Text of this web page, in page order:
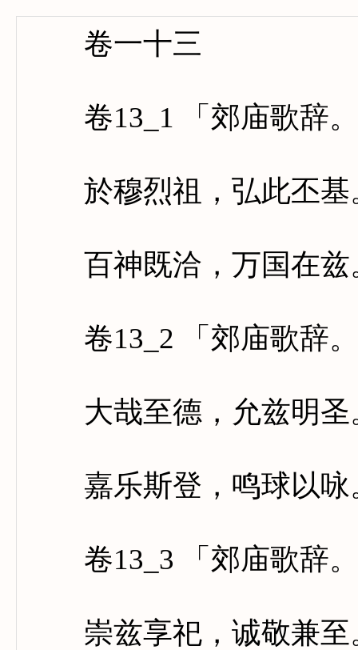
卷一十三
卷13_1 「郊庙歌辞。
於穆烈祖，弘此丕基
百神既洽，万国在兹
卷13_2 「郊庙歌辞。
大哉至德，允兹明圣
嘉乐斯登，鸣球以咏
卷13_3 「郊庙歌辞。
崇兹享祀，诚敬兼至